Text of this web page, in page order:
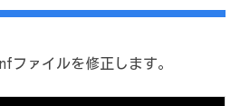
ファイルを修正します。